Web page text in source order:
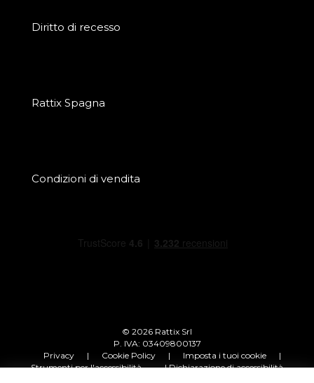
Diritto di recesso
Rattix Spagna
Condizioni di vendita
© 2026 Rattix Srl
P. IVA: 03409800137
Privacy
| Cookie Policy | Imposta i tuoi cookie
|
Strumenti per l'accessibilità
| Dichiarazione di accessibilità